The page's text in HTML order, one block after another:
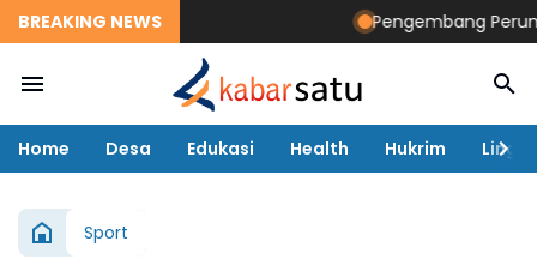
BREAKING NEWS Pengembang
Home Desa Edukasi Health Hukrim
Sport